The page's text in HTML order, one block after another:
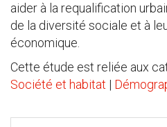
aider à la requalification
de la diversité sociale et à
économique.
Cette étude est reliée aux
Société et habitat |